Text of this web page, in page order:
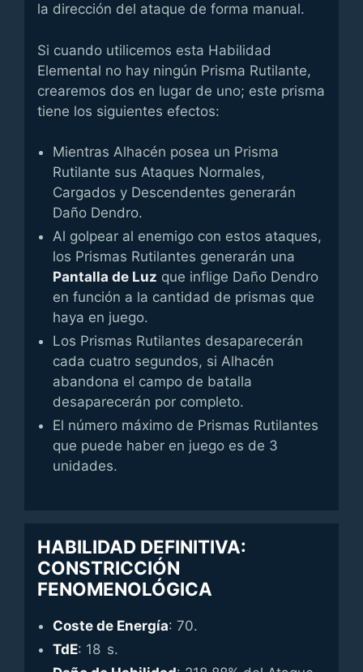
la dirección del ataque de forma manual.
Si cuando utilicemos esta Habilidad
Elemental no hay ningún Prisma Rutilante,
crearemos dos en lugar de uno; este prisma
tiene los siguientes efectos:
Mientras Alhacén posea un Prisma
Rutilante sus Ataques Normales,
Cargados y Descendentes generarán
Daño Dendro.
Al golpear al enemigo con estos ataques,
los Prismas Rutilantes generarán una
Pantalla de Luz que inflige Daño Dendro
en función a la cantidad de prismas que
haya en juego.
Los Prismas Rutilantes desaparecerán
cada cuatro segundos, si Alhacén
abandona el campo de batalla
desaparecerán por completo.
El número máximo de Prismas Rutilantes
que puede haber en juego es de 3
unidades.
HABILIDAD DEFINITIVA:
CONSTRICCIÓN
FENOMENOLÓGICA
Coste de Energía: 70.
TdE: 18 s.